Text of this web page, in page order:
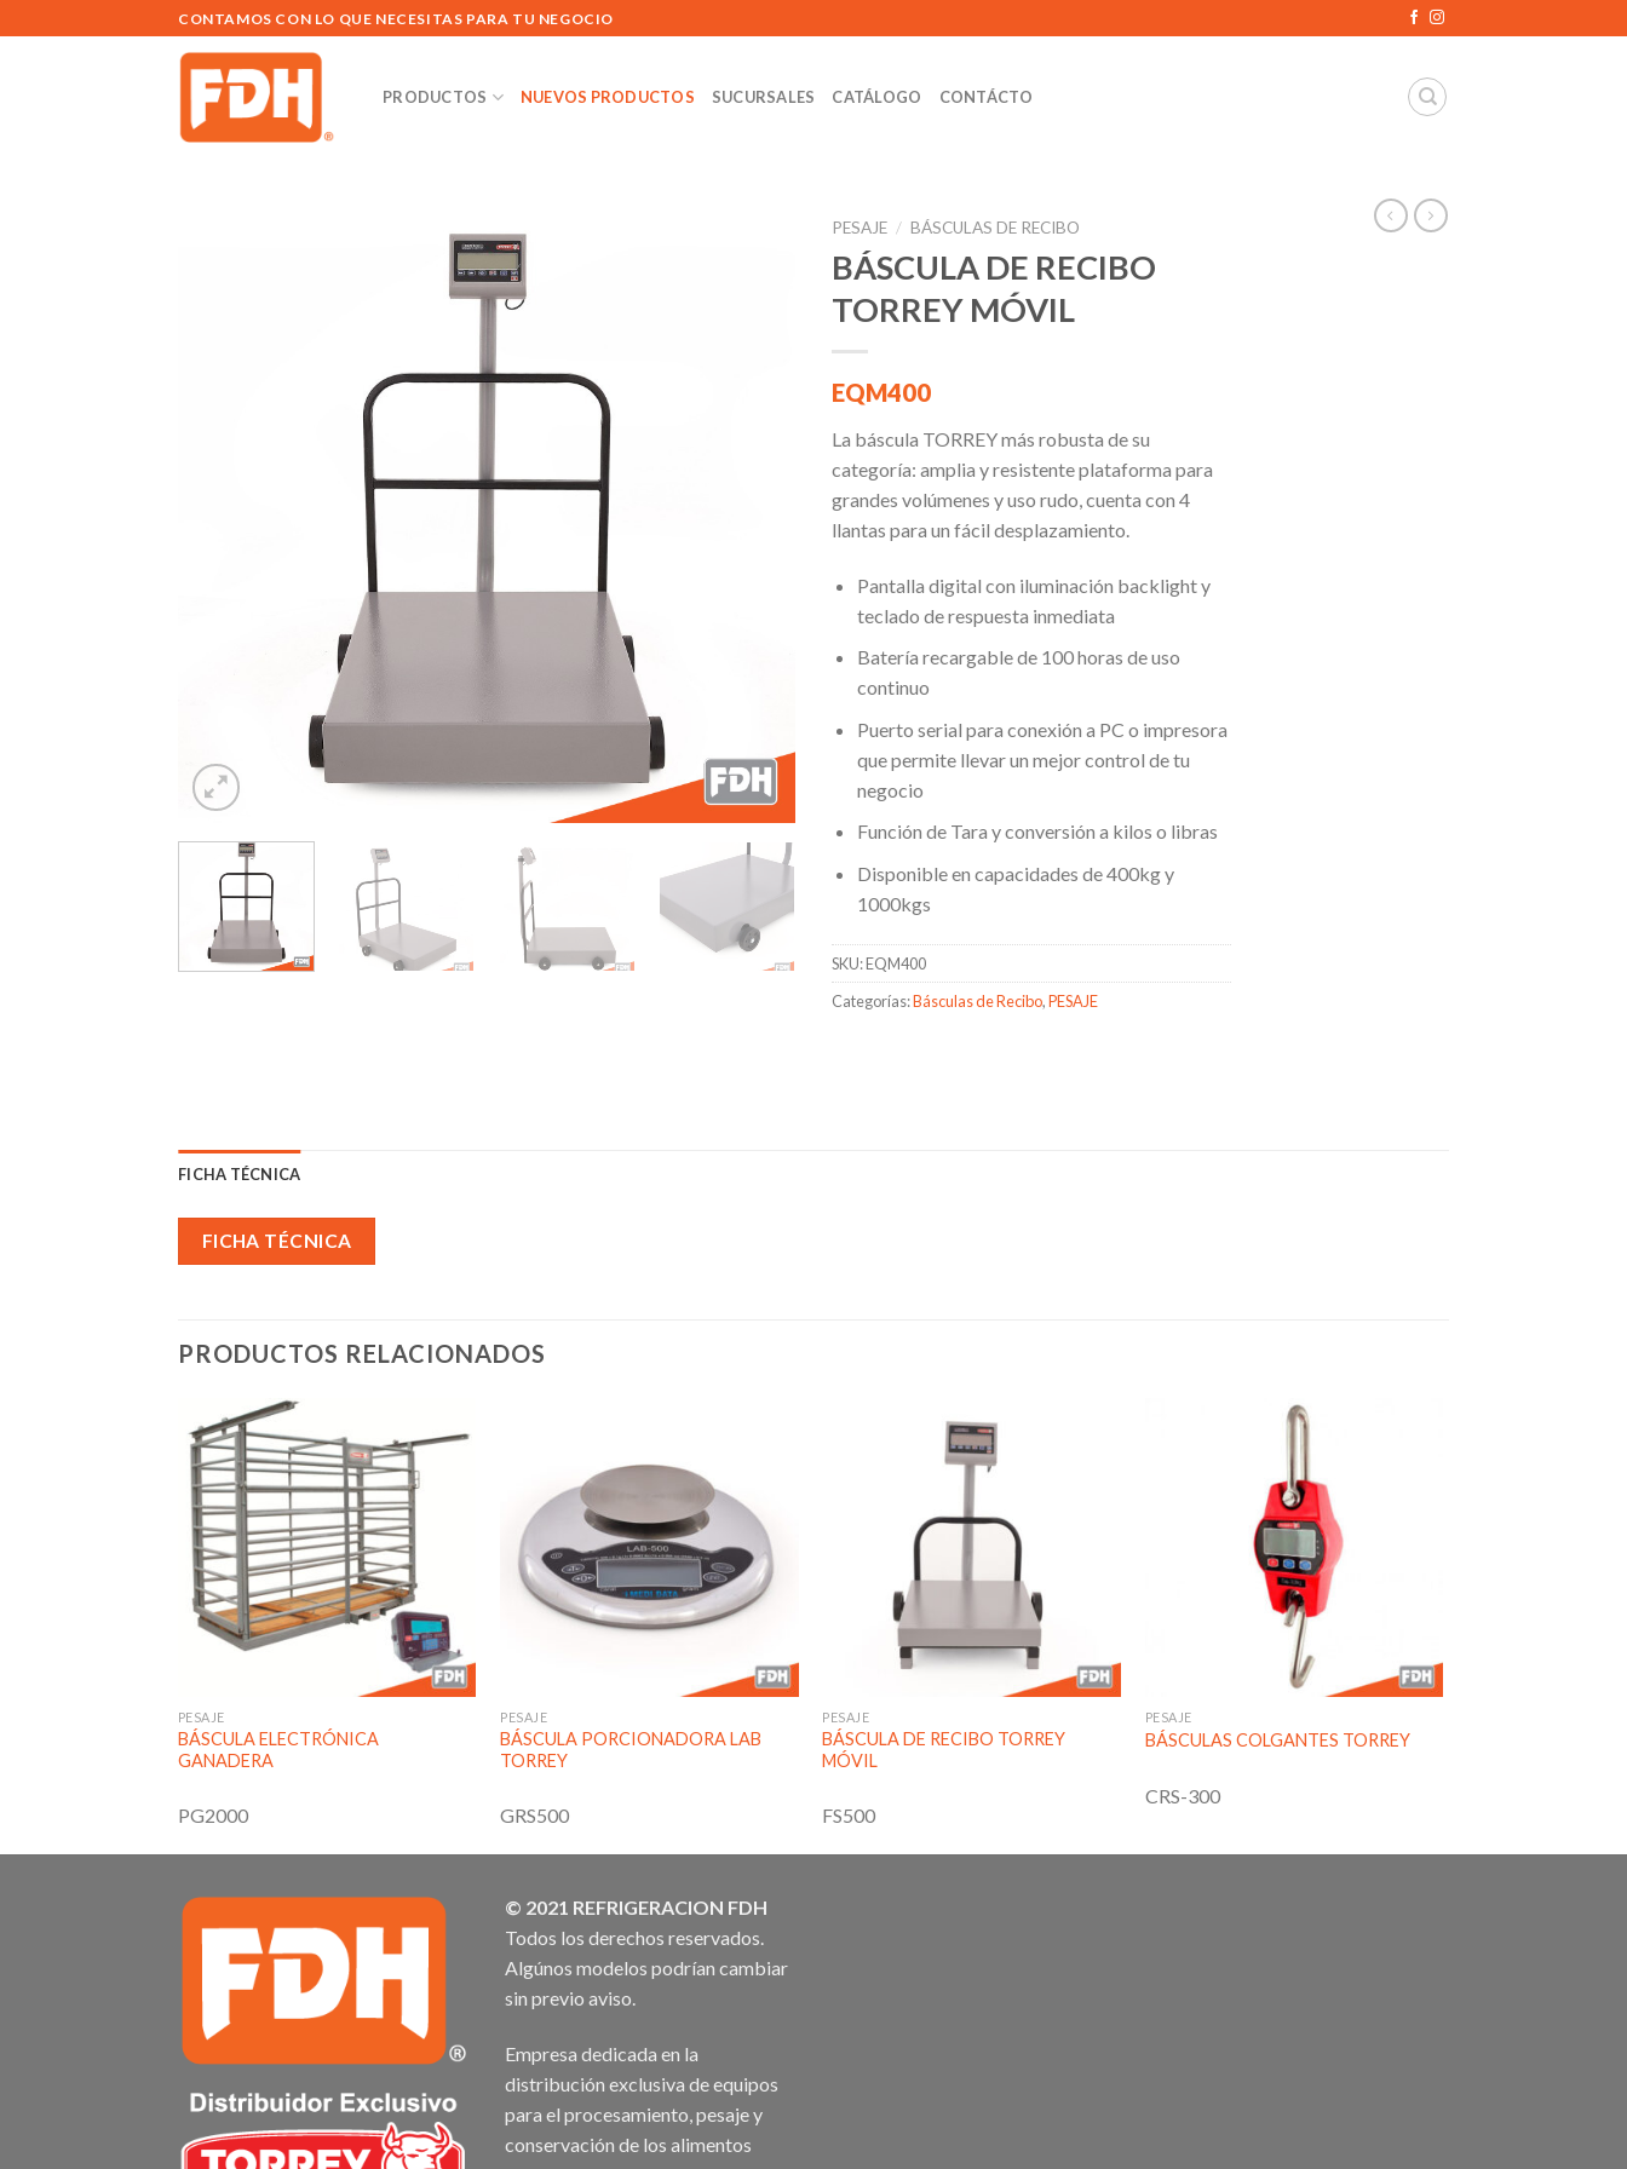
al
CONTAMOS CON LO QUE NECESITAS PARA TU NEGOCIO
PRODUCTOS NUEVOS PRODUCTOS SUCURSALES CATÁLOGO CONTÁCTO
PESAJE / BÁSCULAS DE RECIBO
BÁSCULA DE RECIBO
TORREY MÓVIL
EQM400
La báscula TORREY más robusta de su
categoría: amplia y resistente plataforma para
grandes volúmenes y uso rudo, cuenta con 4
llantas para un fácil desplazamiento.
Pantalla digital con iluminación backlight y
teclado de respuesta inmediata
Batería recargable de 100 horas de uso
continuo
Puerto serial para conexión a PC o impresora
que permite llevar un mejor control de tu
negocio
Función de Tara y conversión a kilos o libras
Disponible en capacidades de 400kg y
1000kgs
SKU:EQM400
Categorías:Básculas de Recibo,PESAJE
FICHA TÉCNICA
FICHA TÉCNICA
PRODUCTOS RELACIONADOS
Añadir
lista de
deseos
PESAJE
BÁSCULA ELECTRÓNICA
GANADERA
PG2000
Añadir
a la
lista de
deseos
PESAJE
BÁSCULA PORCIONADORA LAB
TORREY
GRS500
PESAJE
BÁSCULA DE RECIBO TORREY
MÓVIL
FS500
PESAJE
BÁSCULAS COLGANTES TORREY
CRS-300
© 2021 REFRIGERACION FDH
Todos los derechos reservados.
Algúnos modelos podrían cambiar
sin previo aviso.
Empresa dedicada en la
distribución exclusiva de equipos
para el procesamiento, pesaje y
conservación de los alimentos